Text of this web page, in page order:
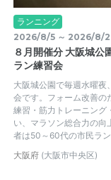
ランニング
2026/8/5 ～ 2026/8/
８月開催分 大阪城公
ラン練習会
大阪城公園で毎週水曜
会です。フォーム改善の
練習・筋力トレーニング
い、マラソン総合力の向
者は50～60代の市民ラ
大阪府 (大阪市中央区)